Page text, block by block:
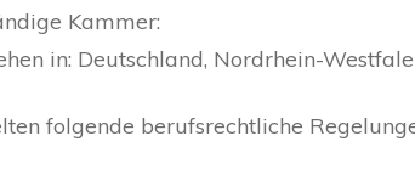
Kammer:
in: Deutschland, Nordrhein-
folgende berufsrechtliche